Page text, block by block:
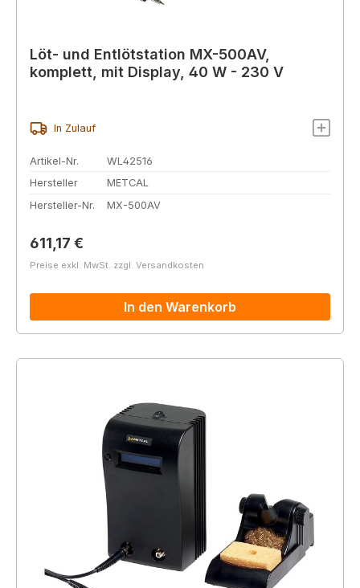
Löt- und Entlötstation MX-500AV,
komplett, mit Display, 40 W - 230 V
In Zulauf
Artikel-Nr.
WL42516
Hersteller
METCAL
Hersteller-Nr.
MX-500AV
Regulärer Preis:
611,17 €
Preise exkl. MwSt. zzgl. Versandkosten
In den Warenkorb